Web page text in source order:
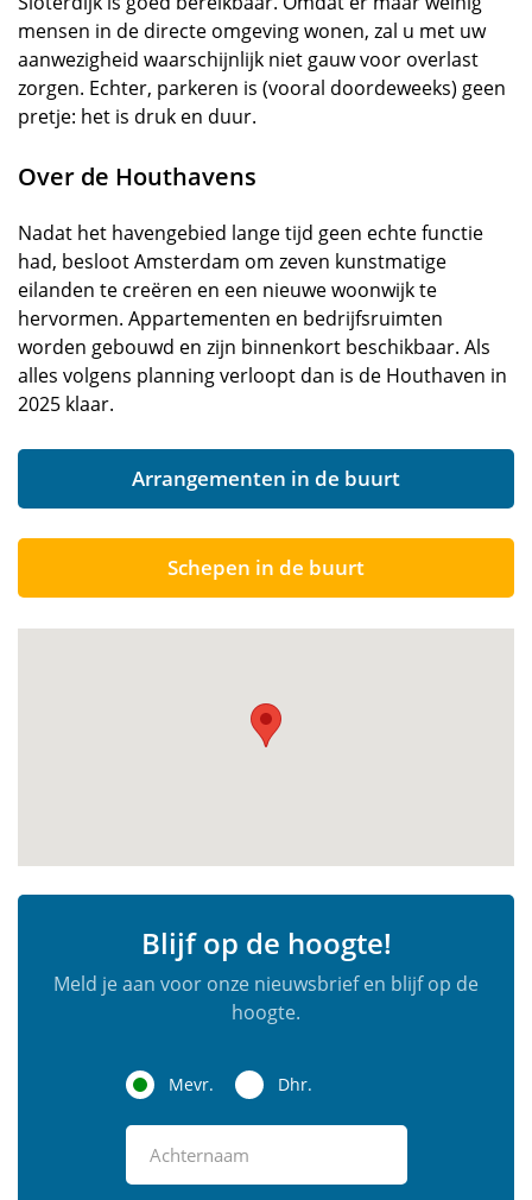
mensen in de directe omgeving wonen, zal u met uw
aanwezigheid waarschijnlijk niet gauw voor overlast
zorgen. Echter, parkeren is (vooral doordeweeks) geen
pretje: het is druk en duur.
Over de Houthavens
Nadat het havengebied lange tijd geen echte functie
had, besloot Amsterdam om zeven kunstmatige
eilanden te creëren en een nieuwe woonwijk te
hervormen. Appartementen en bedrijfsruimten
worden gebouwd en zijn binnenkort beschikbaar. Als
alles volgens planning verloopt dan is de Houthaven in
2025 klaar.
Arrangementen in de buurt
Schepen in de buurt
Blijf op de hoogte!
Meld je aan voor onze nieuwsbrief en blijf op de
hoogte.
Mevr. Dhr.